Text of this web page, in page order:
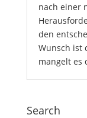
nach einer
den
Wunsch ist
mangelt es
Search